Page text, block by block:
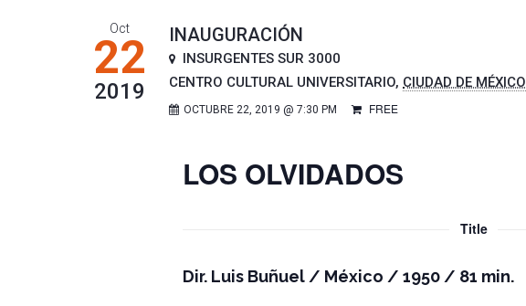
Oct
22
2019
INAUGURACIÓN
INSURGENTES SUR 3000
CENTRO CULTURAL UNIVERSITARIO, CIUDAD DE MÉXICO
OCTUBRE 22, 2019 @ 7:30 PM FREE
LOS OLVIDADOS
Title
Dir. Luis Buñuel / México / 1950 / 81 min.